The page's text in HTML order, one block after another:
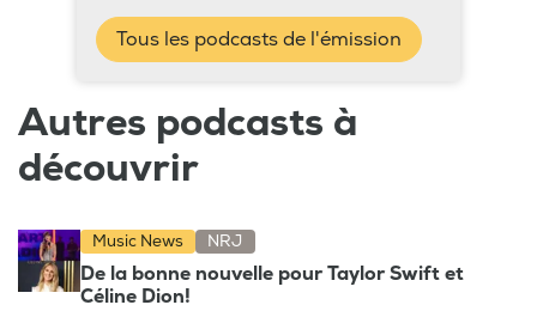
Tous les podcasts de l'émission
Autres podcasts à
découvrir
Music News NRJ
De la bonne nouvelle pour Taylor Swift et
Céline Dion!